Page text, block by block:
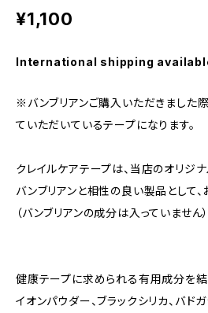
¥1,100
International shipping
※バンブリアンご購入いただきました
ていただいているテープになります。
クレイルケアテープは、当店のオリジナ
バンブリアンと相性の良い製品として、
（バンブリアンの成分は入っていません）
健康テープに求められる有用成分を結
イオンパウダー、ブラックシリカ、バド